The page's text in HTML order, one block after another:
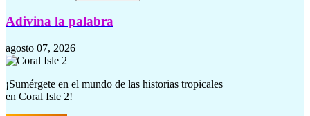
Adivina la palabra
agosto 07, 2026
¡Sumérgete en el mundo de las historias tropicales
en Coral Isle 2!